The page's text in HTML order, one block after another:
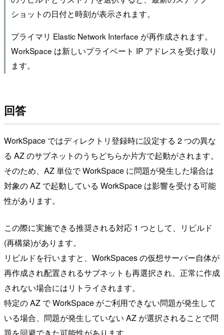
ショットの日付と時刻が表示されます。
プライマリ Elastic Network Interface が再作成されます。
WorkSpace は新しいプライベート IP アドレスを受け取り
ます。
回答
WorkSpace ではディレクトリ登録時に設定する 2 つの異な
る AZ のサブネットのうちどちらか片方で起動がされます。
そのため、AZ 単位で WorkSpace に問題が発生した場合は
対象の AZ で起動している WorkSpace は影響を受ける可能
性があります。
この際に実施できる推奨される対応 1 つとして、リビルド
(再構築)があります。
リビルドを行いますと、WorkSpaces の仮想サーバー自体が
再作成され配置されるサブネットも再選択され、正常に作成
されない場合にはリトライされます。
特定の AZ で WorkSpace がご利用できない問題が発生して
いる場合、問題が発生していない AZ が選択されることで問
題を回避できた可能性があります。